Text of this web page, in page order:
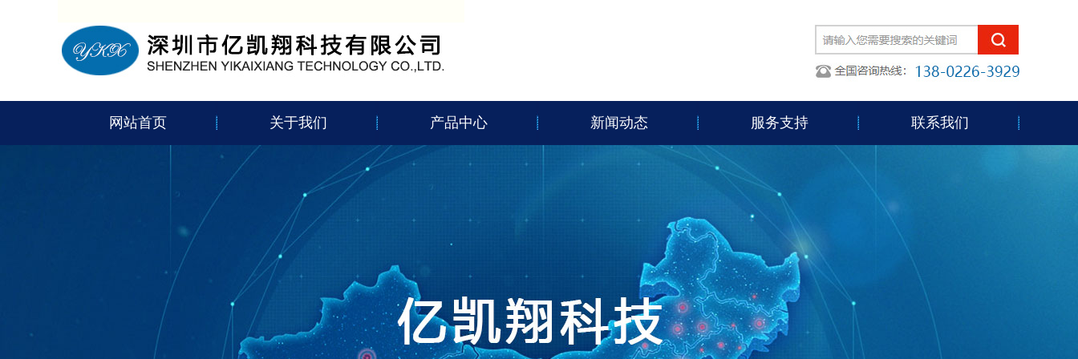
网站首页 关于我们 产品中心 新闻动态 服务支持 联系我们